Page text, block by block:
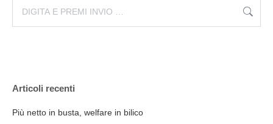
Articoli recenti
Più netto in busta, welfare in bilico